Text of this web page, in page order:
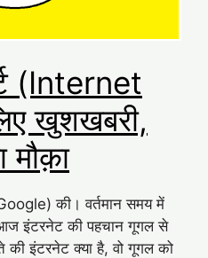
(Internet
खुशखबरी,
मौक़ा
की। वर्तमान समय में
इंटरनेट की पहचान गूगल से
की इंटरनेट क्या है, वो गूगल को